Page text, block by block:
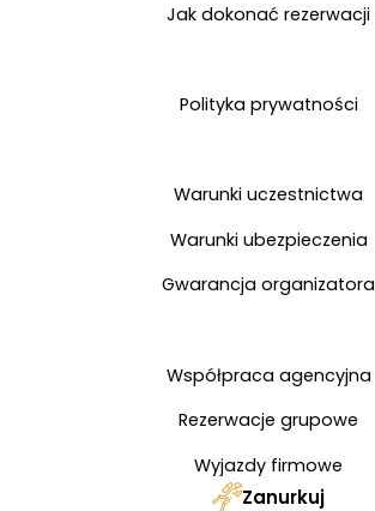
Jak dokonać rezerwacji
Polityka prywatności
Warunki uczestnictwa
Warunki ubezpieczenia
Gwarancja organizatora
Współpraca agencyjna
Rezerwacje grupowe
Wyjazdy firmowe
Zanurkuj